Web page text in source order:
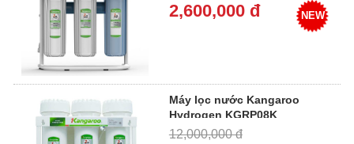
2,600,000 đ NEW
Máy lọc nước Kangaroo
Hydrogen KGRP08K
12,000,000 đ